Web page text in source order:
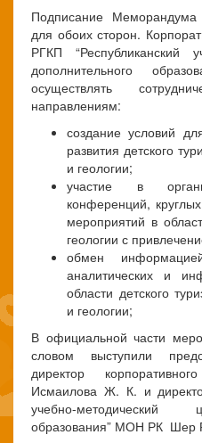
Подписание Меморандума
для обоих сторон.
РГКП “Республиканский
дополнительного
осуществлять
направлениям:
создание условий
развития детского
и геологии;
участие в
конференций,
мероприятий в
геологии с
обмен
аналитических и
области детского
и геологии;
В официальной части
словом выступили
директор
Исмаилова Ж. К. и
учебно-методический
образования” МОН РК Шер